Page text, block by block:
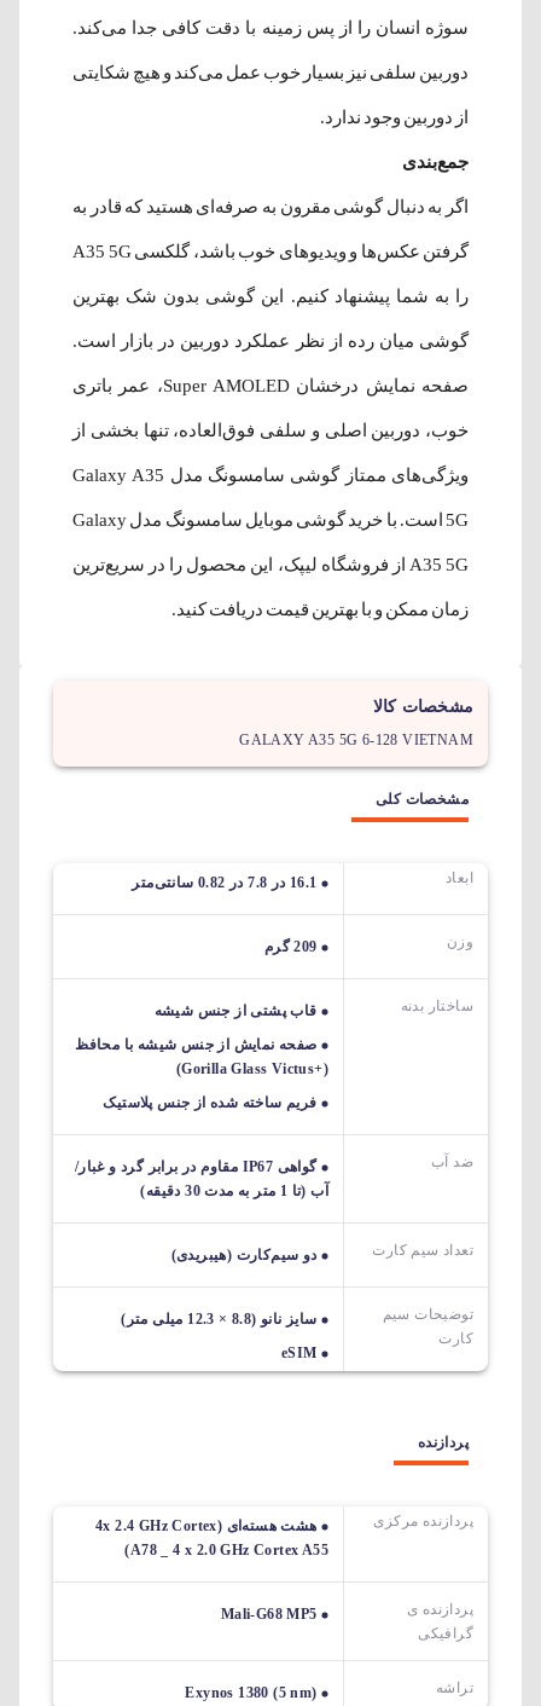
سوژه انسان را از پس زمینه با دقت کافی جدا می‌کند.
دوربین سلفی نیز بسیار خوب عمل می‌کند و هیچ شکایتی
از دوربین وجود ندارد.
جمع‌بندی
اگر به دنبال گوشی مقرون به صرفه‌ای هستید که قادر به
گرفتن عکس‌ها و ویدیوهای خوب باشد، گلکسی A35 5G
را به شما پیشنهاد کنیم. این گوشی بدون شک بهترین
گوشی میان رده از نظر عملکرد دوربین در بازار است.
صفحه نمایش درخشان Super AMOLED، عمر باتری
خوب، دوربین اصلی و سلفی فوق‌العاده، تنها بخشی از
ویژگی‌های ممتاز گوشی سامسونگ مدل Galaxy A35
5G است. با خرید گوشی موبایل سامسونگ مدل Galaxy
A35 5G از فروشگاه لیپک، این محصول را در سریع‌ترین
زمان ممکن و با بهترین قیمت دریافت کنید.
مشخصات کالا
GALAXY A35 5G 6-128 VIETNAM
مشخصات کلی
ابعاد 16.1 در 7.8 در 0.82 سانتی‌متر
وزن 209 گرم
ساختار بدنه
قاب پشتی از جنس شیشه
صفحه نمایش از جنس شیشه با محافظ
(+Gorilla Glass Victus)
فریم ساخته شده از جنس پلاستیک
ضد آب
گواهی IP67 مقاوم در برابر گرد و غبار/
آب (تا 1 متر به مدت 30 دقیقه)
تعداد سیم کارت دو سیم‌کارت (هیبریدی)
توضیحات سیم
کارت
سایز نانو (8.8 × 12.3 میلی متر)
eSIM
پردازنده
پردازنده مرکزی
هشت هسته‌ای (4x 2.4 GHz Cortex
A78 _ 4 x 2.0 GHz Cortex A55)
پردازنده ی
گرافیکی
Mali-G68 MP5
تراشه Exynos 1380 (5 nm)